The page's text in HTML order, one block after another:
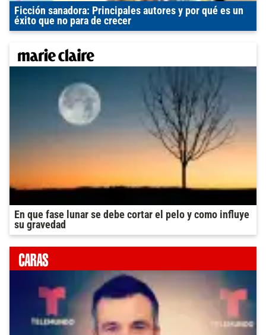
Ficción sanadora: Principales autores y por qué es un
éxito que no para de crecer
En que fase lunar se debe cortar el pelo y como influye
su gravedad